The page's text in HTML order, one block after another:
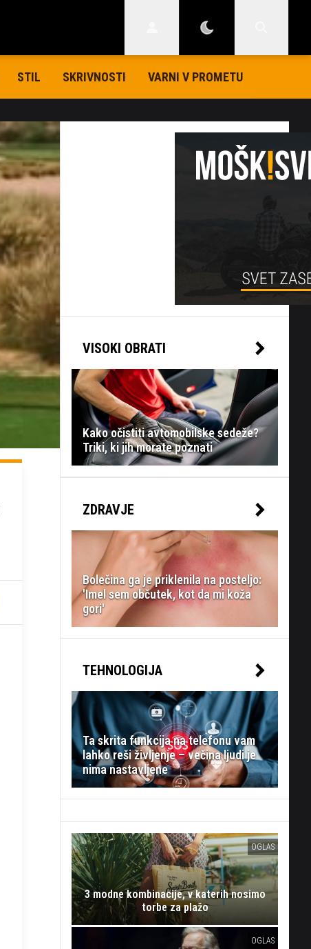
STIL SKRIVNOSTI VARNI V PROMETU
VISOKI OBRATI
Kako očistiti avtomobilske sedeže?
Triki, ki jih morate poznati
ZDRAVJE
Bolečina ga je priklenila na posteljo:
'Imel sem občutek, kot da mi koža
gori'
TEHNOLOGIJA
Ta skrita funkcija na telefonu vam
lahko reši življenje – večina ljudi je
nima nastavljene
OGLAS
3 modne kombinacije, v katerih nosimo
torbe za plažo
OGLAS